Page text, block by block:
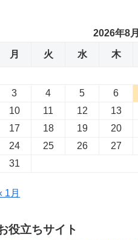
2026年8月
月 火 水 木
3
4 5 6
10
11 12 13
17
18 19 20
24
25 26 27
31
1月
役立ちサイト